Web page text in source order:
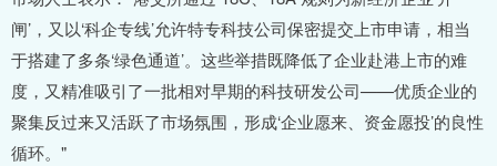
闸’，又以‘科企专线’允许特专科技公司保密提交上市申请，相当
于搭建了多条‘绿色通道’。这些举措既降低了企业赴港上市的难
度，又精准吸引了一批相对早期的科技研发公司——优质企业的
聚集反过来又活跃了市场氛围，形成‘企业愿来、资金愿投’的良性
循环。"